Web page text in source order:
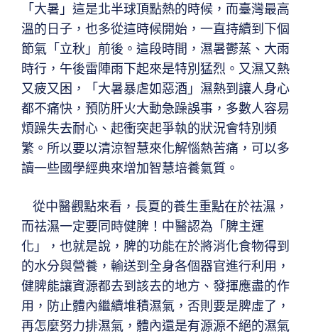
「大暑」這是北半球頂點熱的時候，而臺灣最高
溫的日子，也多從這時候開始，一直持續到下個
節氣「立秋」前後。這段時間，濕暑鬱蒸、大雨
時行，午後雷陣雨下起來是特別猛烈。又濕又熱
又疲又困，「大暑暴虐如惡酒」濕熱到讓人身心
都不痛快，預防肝火大動急躁誤事，多數人容易
煩躁失去耐心、起衝突起爭執的狀況會特別頻
繁。所以要以清涼智慧來化解惱熱苦痛，可以多
讀一些國學經典來增加智慧培養氣質。
從中醫觀點來看，長夏的養生重點在於祛濕，
而祛濕一定要同時健脾！中醫認為「脾主運
化」，也就是說，脾的功能在於將消化食物得到
的水分與營養，輸送到全身各個器官進行利用，
健脾能讓資源都去到該去的地方、發揮應盡的作
用，防止體內繼續堆積濕氣，否則要是脾虛了，
再怎麼努力排濕氣，體內還是有源源不絕的濕氣